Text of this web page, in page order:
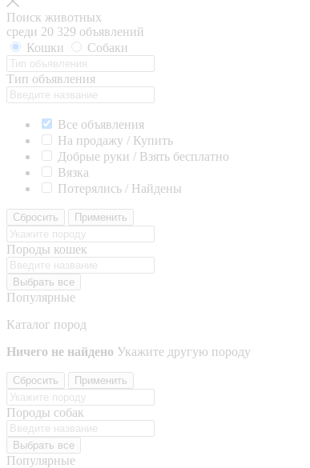
Поиск животных
среди 20 329 объявлений
Кошки
Собаки
Тип объявления
Все объявления
На продажу / Купить
Добрые руки / Взять бесплатно
Вязка
Потерялись / Найдены
Сбросить Применить
Породы кошек
Выбрать все
Популярные
Каталог пород
Ничего не найдено Укажите другую породу
Сбросить Применить
Породы собак
Выбрать все
Популярные